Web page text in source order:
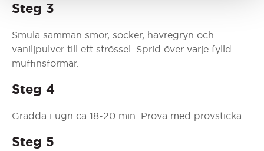
Steg 3
Smula samman smör, socker, havregryn och
vaniljpulver till ett strössel. Sprid över varje fylld
muffinsformar.
Steg 4
Grädda i ugn ca 18-20 min. Prova med provsticka.
Steg 5